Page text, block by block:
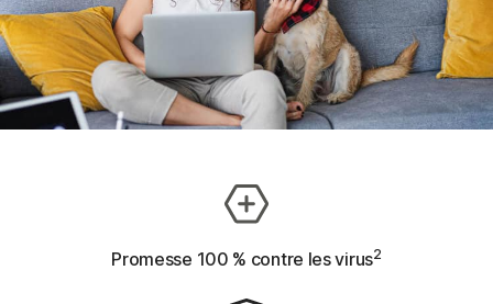
Promesse 100 % contre les virus2